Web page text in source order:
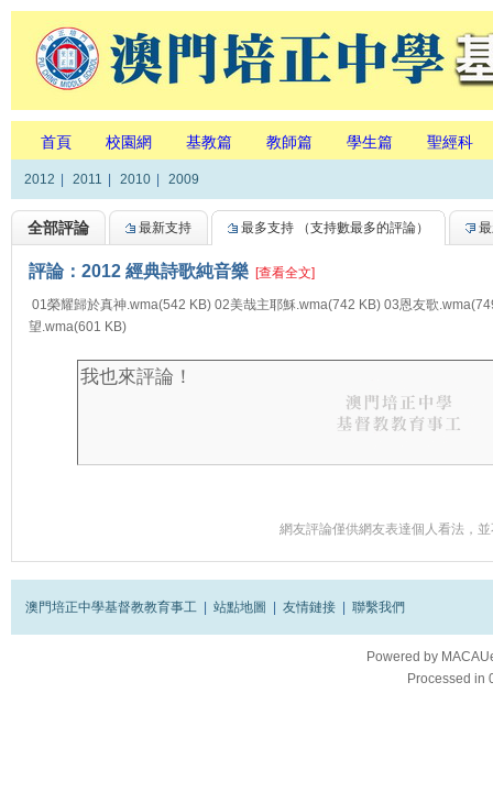
首頁 校園網 基教篇 教師篇 學生篇 聖經科
2012 2011 2010 2009
全部評論 最新支持 最多支持 （支持數最多的評論）
評論：2012 經典詩歌純音樂 [查看全文]
01榮耀歸於真神.wma(542 KB) 02美哉主耶穌.wma(742 KB) 03恩友歌
望.wma(601 KB)
網友評論僅供網友表達個人看法，
澳門培正中學基督教教育事工 站點地圖 友情鏈接 聯繫我們
Powered by
Processed in